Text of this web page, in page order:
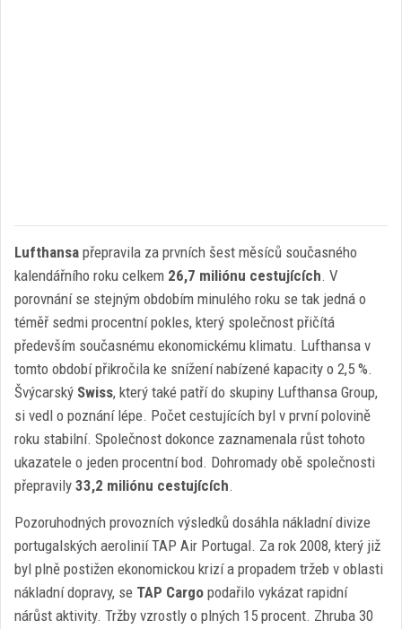
Lufthansa přepravila za prvních šest měsíců současného
kalendářního roku celkem 26,7 miliónu cestujících. V
porovnání se stejným obdobím minulého roku se tak jedná o
téměř sedmi procentní pokles, který společnost přičítá
především současnému ekonomickému klimatu. Lufthansa v
tomto období přikročila ke snížení nabízené kapacity o 2,5 %.
Švýcarský Swiss, který také patří do skupiny Lufthansa Group,
si vedl o poznání lépe. Počet cestujících byl v první polovině
roku stabilní. Společnost dokonce zaznamenala růst tohoto
ukazatele o jeden procentní bod. Dohromady obě společnosti
přepravily 33,2 miliónu cestujících.
Pozoruhodných provozních výsledků dosáhla nákladní divize
portugalských aerolinií TAP Air Portugal. Za rok 2008, který již
byl plně postižen ekonomickou krizí a propadem tržeb v oblasti
nákladní dopravy, se TAP Cargo podařilo vykázat rapidní
nárůst aktivity. Tržby vzrostly o plných 15 procent. Zhruba 30